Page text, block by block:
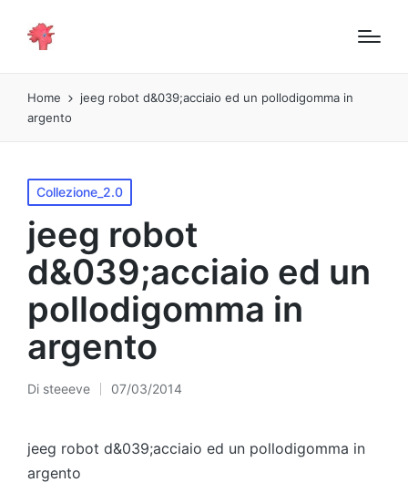
Home
jeeg robot d&039;acciaio ed un pollodigomma in
argento
Pubblicato
in
Collezione_2.0
jeeg robot
d&039;acciaio ed un
pollodigomma in
argento
Pubblicato
Di steeeve 07/03/2014
jeeg robot d&039;acciaio ed un pollodigomma in
argento